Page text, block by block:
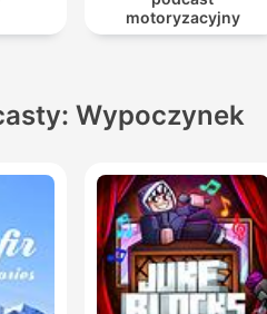
motoryzacyjny
Wypoczynek